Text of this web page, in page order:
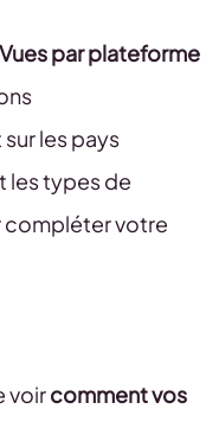
par plateforme
les pays
les types de
compléter votre
voircomment vos